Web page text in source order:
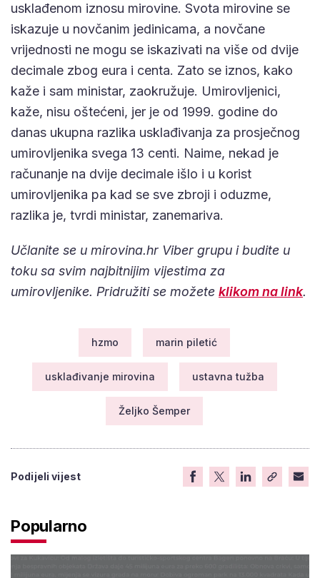
usklađenom iznosu mirovine. Svota mirovine se
iskazuje u novčanim jedinicama, a novčane
vrijednosti ne mogu se iskazivati na više od dvije
decimale zbog eura i centa. Zato se iznos, kako
kaže i sam ministar, zaokružuje. Umirovljenici,
kaže, nisu oštećeni, jer je od 1999. godine do
danas ukupna razlika usklađivanja za prosječnog
umirovljenika svega 13 centi. Naime, nekad je
računanje na dvije decimale išlo i u korist
umirovljenika pa kad se sve zbroji i oduzme,
razlika je, tvrdi ministar, zanemariva.
Učlanite se u mirovina.hr Viber grupu i budite u
toku sa svim najbitnijim vijestima za
umirovljenike. Pridružiti se možete klikom na link.
hzmo marin piletić
usklađivanje mirovina ustavna tužba
Željko Šemper
Podijeli vijest
Popularno